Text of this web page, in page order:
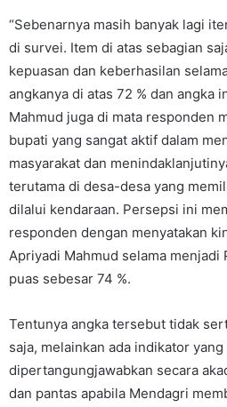
“Sebenarnya masih banyak lagi
di survei. Item di atas sebagian
kepuasan dan keberhasilan
angkanya di atas 72 % dan angka
Mahmud juga di mata responden
bupati yang sangat aktif dalam
masyarakat dan
terutama di desa-desa yang
dilalui kendaraan. Persepsi ini
responden dengan menyatakan
Apriyadi Mahmud selama menjadi
puas sebesar 74 %.
Tentunya angka tersebut tidak
saja, melainkan ada indikator
dipertangungjawabkan secara
dan pantas apabila Mendagri